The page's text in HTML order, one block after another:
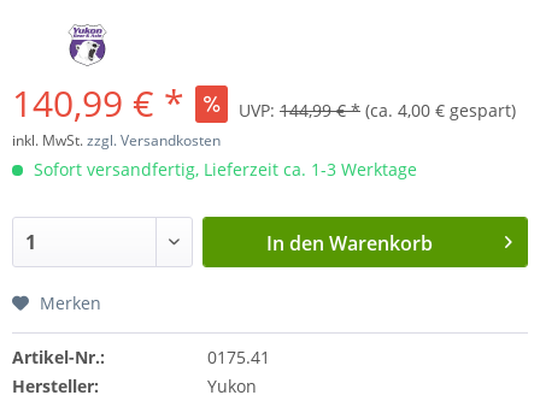
140,99 € * UVP: 144,99 € * (ca. 4,00 € gespart)
inkl. MwSt.zzgl. Versandkosten
Sofort versandfertig, Lieferzeit ca. 1-3 Werktage
In den Warenkorb
Merken
Artikel-Nr.:
0175.41
Hersteller:
Yukon